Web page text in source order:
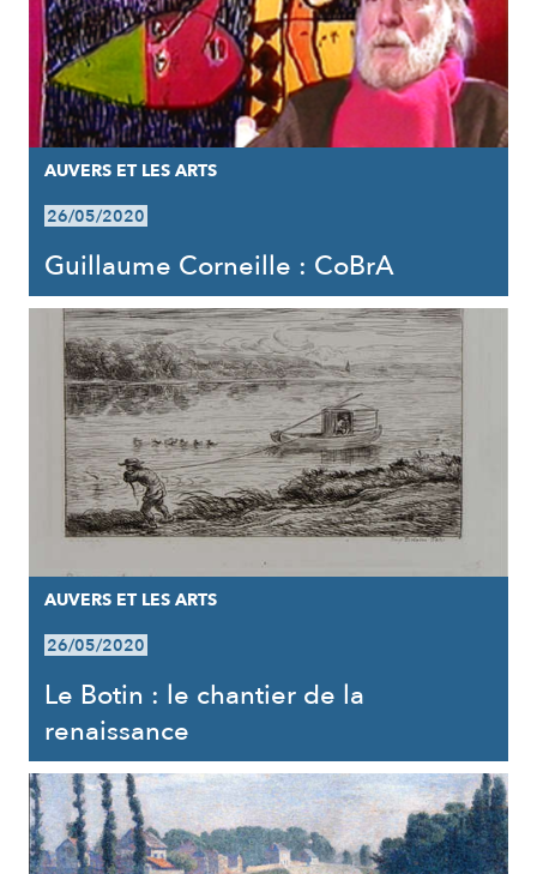
AUVERS ET LES ARTS
26/05/2020
Guillaume Corneille : CoBrA
AUVERS ET LES ARTS
26/05/2020
Le Botin : le chantier de la
renaissance